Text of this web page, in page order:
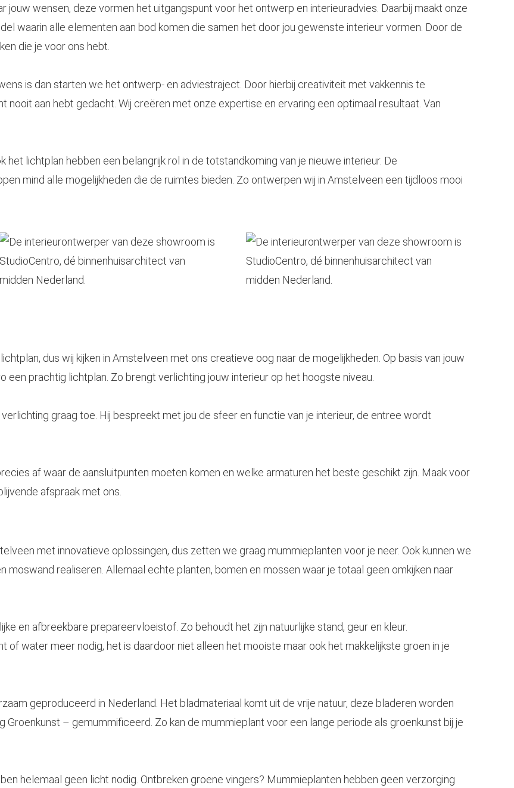
jouw wensen, deze vormen het uitgangspunt voor het ontwerp en interieuradvies. Daarbij maakt onze
waarin alle elementen aan bod komen die samen het door jou gewenste interieur vormen. Door de
die je voor ons hebt.
is dan starten we het ontwerp- en adviestraject. Door hierbij creativiteit met vakkennis te
aan hebt gedacht. Wij creëren met onze expertise en ervaring een optimaal resultaat. Van
het lichtplan hebben een belangrijk rol in de totstandkoming van je nieuwe interieur. De
mind alle mogelijkheden die de ruimtes bieden. Zo ontwerpen wij in Amstelveen een tijdloos mooi
dus wij kijken in Amstelveen met ons creatieve oog naar de mogelijkheden. Op basis van jouw
prachtig lichtplan. Zo brengt verlichting jouw interieur op het hoogste niveau.
graag toe. Hij bespreekt met jou de sfeer en functie van je interieur, de entree wordt
af waar de aansluitpunten moeten komen en welke armaturen het beste geschikt zijn. Maak voor
afspraak met ons.
met innovatieve oplossingen, dus zetten we graag mummieplanten voor je neer. Ook kunnen we
realiseren. Allemaal echte planten, bomen en mossen waar je totaal geen omkijken naar
en afbreekbare prepareervloeistof. Zo behoudt het zijn natuurlijke stand, geur en kleur.
of water meer nodig, het is daardoor niet alleen het mooiste maar ook het makkelijkste groen in je
geproduceerd in Nederland. Het bladmateriaal komt uit de vrije natuur, deze bladeren worden
– gemummificeerd. Zo kan de mummieplant voor een lange periode als groenkunst bij je
helemaal geen licht nodig. Ontbreken groene vingers? Mummieplanten hebben geen verzorging